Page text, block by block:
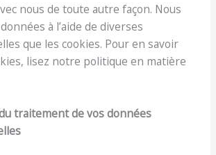
nous de toute autre façon. Nous
à l’aide de diverses
que les cookies. Pour en savoir
lisez notre politique en matière
traitement de vos données